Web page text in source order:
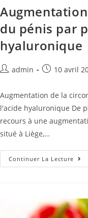
du pénis par
hyaluronique
admin 10 avril
Augmentation de la
l'acide hyaluronique De
recours à une
situé à Liège,…
Continuer La Lecture